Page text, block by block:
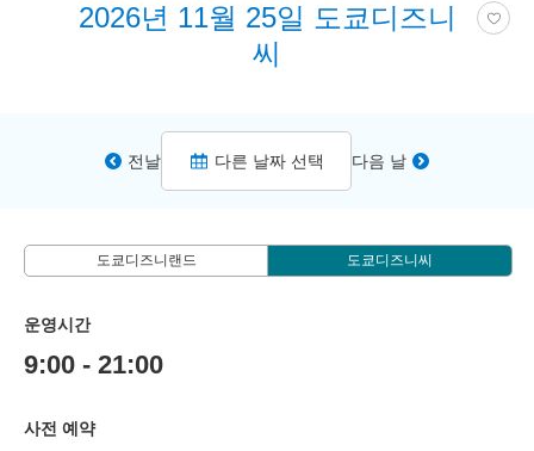
2026년 11월 25일 도쿄디즈니
씨
전날 다른 날짜 선택 다음 날
도쿄디즈니랜드 도쿄디즈니씨
운영시간
9:00 - 21:00
사전 예약